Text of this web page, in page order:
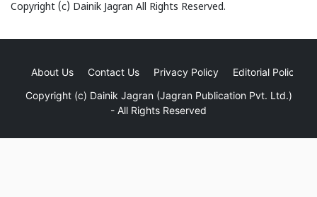
Copyright (c) Dainik Jagran All Rights Reserved.
About Us Contact Us Privacy Policy
Editorial Policy
Copyright (c) Dainik Jagran (Jagran Publication Pvt. Ltd.)
- All Rights Reserved